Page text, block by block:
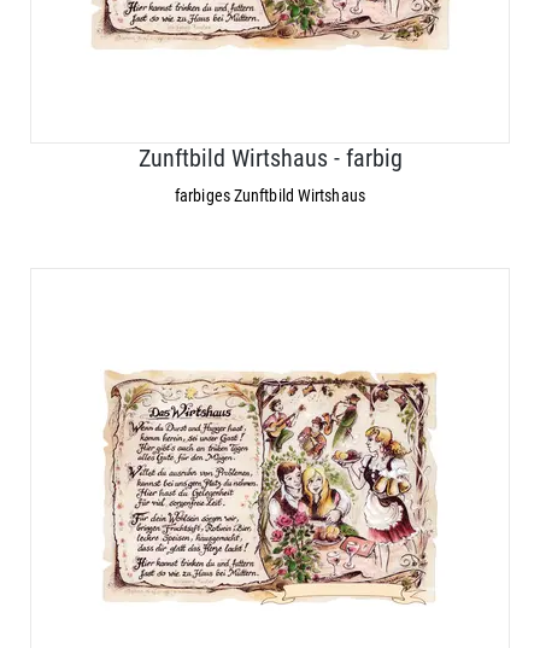
Zunftbild Wirtshaus - farbig
farbiges Zunftbild Wirtshaus